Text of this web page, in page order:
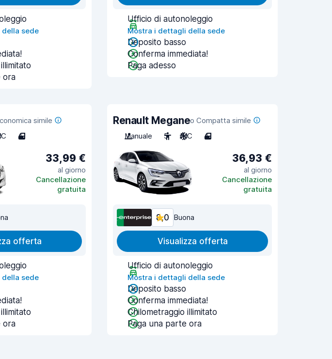
sede
ora
Ufficio di autonoleggio
Mostra i dettagli della sede
Deposito basso
Conferma immediata!
Paga adesso
simile
4
33,99 €
al giorno
Cancellazione
gratuita
offerta
sede
ora
Renault Meganeo Compatta simile
Manuale
5 A/C 4
36,93 €
al giorno
Cancellazione
gratuita
8,0 Buona
Visualizza offerta
Ufficio di autonoleggio
Mostra i dettagli della sede
Deposito basso
Conferma immediata!
Chilometraggio illimitato
Paga una parte ora